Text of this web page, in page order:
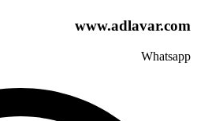
www.adlavar.com
Whatsapp